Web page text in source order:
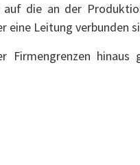
auf die an der
eine Leitung verbunden
Firmengrenzen